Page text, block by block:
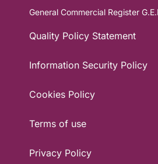
General Commercial Register
Quality Policy Statement
Information Security Policy
Cookies Policy
Terms of use
Privacy Policy